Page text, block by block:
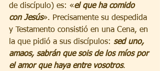
de discípulo) es: «el que ha comido
con Jesús». Precisamente su despedida
y Testamento consistió en una Cena, en
la que pidió a sus discípulos: sed uno,
amaos, sabrán que sois de los míos por
el amor que haya entre vosotros.